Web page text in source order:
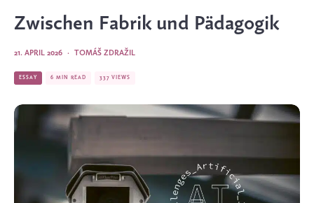
Zwischen Fabrik und Pädagogik
TOMÁŠ ZDRAŽIL
·
21. APRIL 2026
ESSAY 6 MIN READ 337 VIEWS